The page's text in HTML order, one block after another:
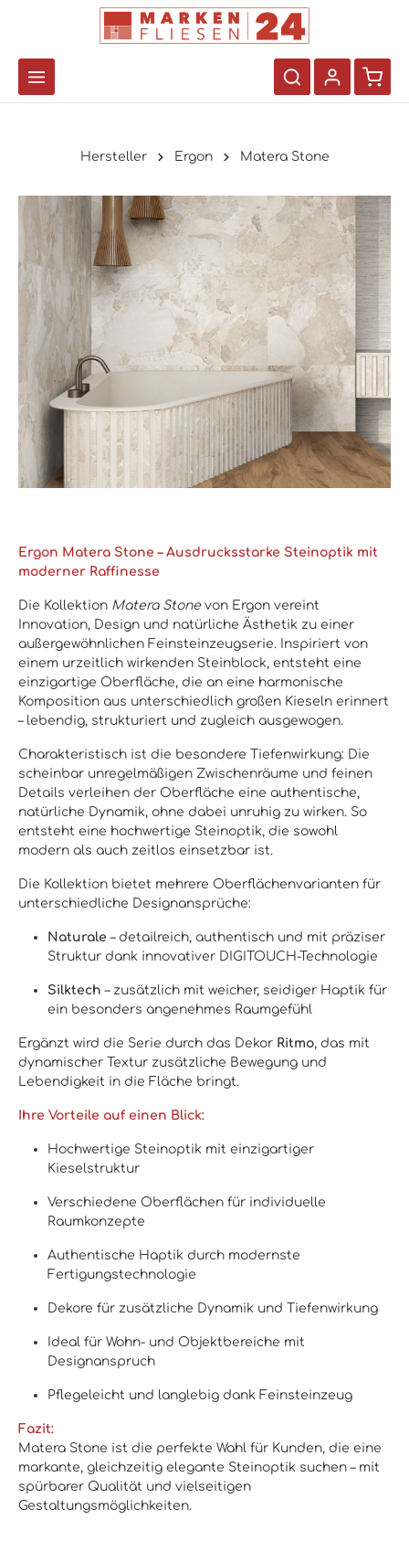
Hersteller Ergon Matera Stone
Ergon Matera Stone – Ausdrucksstarke Steinoptik mit
moderner Raffinesse
Die Kollektion Matera Stonevon Ergon vereint
Innovation, Design und natürliche Ästhetik zu einer
außergewöhnlichen Feinsteinzeugserie. Inspiriert von
einem urzeitlich wirkenden Steinblock, entsteht eine
einzigartige Oberfläche, die an eine harmonische
Komposition aus unterschiedlich großen Kieseln erinnert
– lebendig, strukturiert und zugleich ausgewogen.
Charakteristisch ist die besondere Tiefenwirkung: Die
scheinbar unregelmäßigen Zwischenräume und feinen
Details verleihen der Oberfläche eine authentische,
natürliche Dynamik, ohne dabei unruhig zu wirken. So
entsteht eine hochwertige Steinoptik, die sowohl
modern als auch zeitlos einsetzbar ist.
Die Kollektion bietet mehrere Oberflächenvarianten für
unterschiedliche Designansprüche:
Naturale – detailreich, authentisch und mit präziser
Struktur dank innovativer DIGITOUCH-Technologie
Silktech – zusätzlich mit weicher, seidiger Haptik für
ein besonders angenehmes Raumgefühl
Ergänzt wird die Serie durch das Dekor Ritmo, das mit
dynamischer Textur zusätzliche Bewegung und
Lebendigkeit in die Fläche bringt.
Ihre Vorteile auf einen Blick:
Hochwertige Steinoptik mit einzigartiger
Kieselstruktur
Verschiedene Oberflächen für individuelle
Raumkonzepte
Authentische Haptik durch modernste
Fertigungstechnologie
Dekore für zusätzliche Dynamik und Tiefenwirkung
Ideal für Wohn- und Objektbereiche mit
Designanspruch
Pflegeleicht und langlebig dank Feinsteinzeug
Fazit:
Matera Stone ist die perfekte Wahl für Kunden, die eine
markante, gleichzeitig elegante Steinoptik suchen – mit
spürbarer Qualität und vielseitigen
Gestaltungsmöglichkeiten.